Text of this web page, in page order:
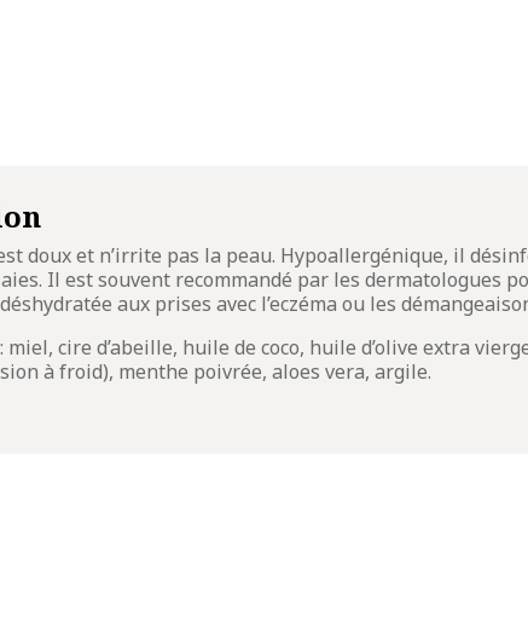
doux et n’irrite pas la peau. Hypoallergénique, il
Il est souvent recommandé par les dermatologues
aux prises avec l’eczéma ou les
miel, cire d’abeille, huile de coco, huile d’olive extra
à froid), menthe poivrée, aloes vera, argile.